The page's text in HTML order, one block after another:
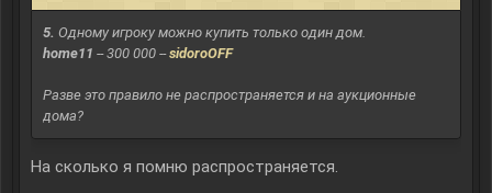
5. Одному игроку можно купить только один дом.
home11 -- 300 000 --sidoroOFF
Разве это правило не распространяется и на аукционные
дома?
На сколько я помню распространяется.